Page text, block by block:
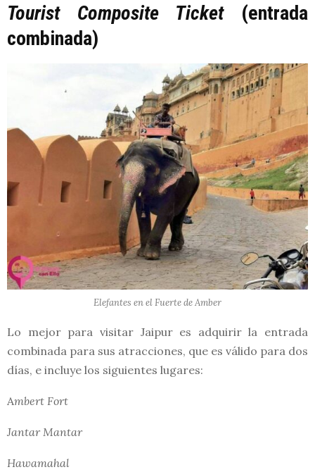
Tourist Composite Ticket (entrada
combinada)
Elefantes en el Fuerte de Amber
Lo mejor para visitar Jaipur es adquirir la entrada
combinada para sus atracciones, que es válido para dos
días, e incluye los siguientes lugares:
Ambert Fort
Jantar Mantar
Hawamahal